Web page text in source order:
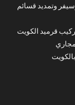
وتمديد قسائم
قرميد الكويت